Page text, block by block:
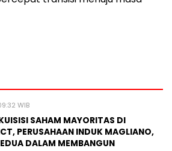
WIB
SAHAM MAYORITAS DI
PERUSAHAAN INDUK MAGLIANO,
DALAM MEMBANGUN